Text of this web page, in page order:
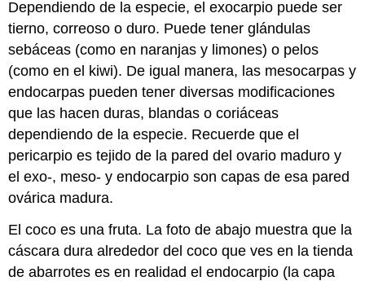
Dependiendo de la especie, el exocarpio puede ser
tierno, correoso o duro. Puede tener glándulas
sebáceas (como en naranjas y limones) o pelos
(como en el kiwi). De igual manera, las mesocarpas y
endocarpas pueden tener diversas modificaciones
que las hacen duras, blandas o coriáceas
dependiendo de la especie. Recuerde que el
pericarpio es tejido de la pared del ovario maduro y
el exo-, meso- y endocarpio son capas de esa pared
ovárica madura.
El coco es una fruta. La foto de abajo muestra que la
cáscara dura alrededor del coco que ves en la tienda
de abarrotes es en realidad el endocarpio (la capa